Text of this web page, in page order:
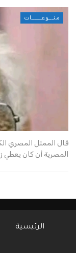
منـــوعــــــات
قال الممثل المصري
المصرية أن كان يعطي
الرئيسية